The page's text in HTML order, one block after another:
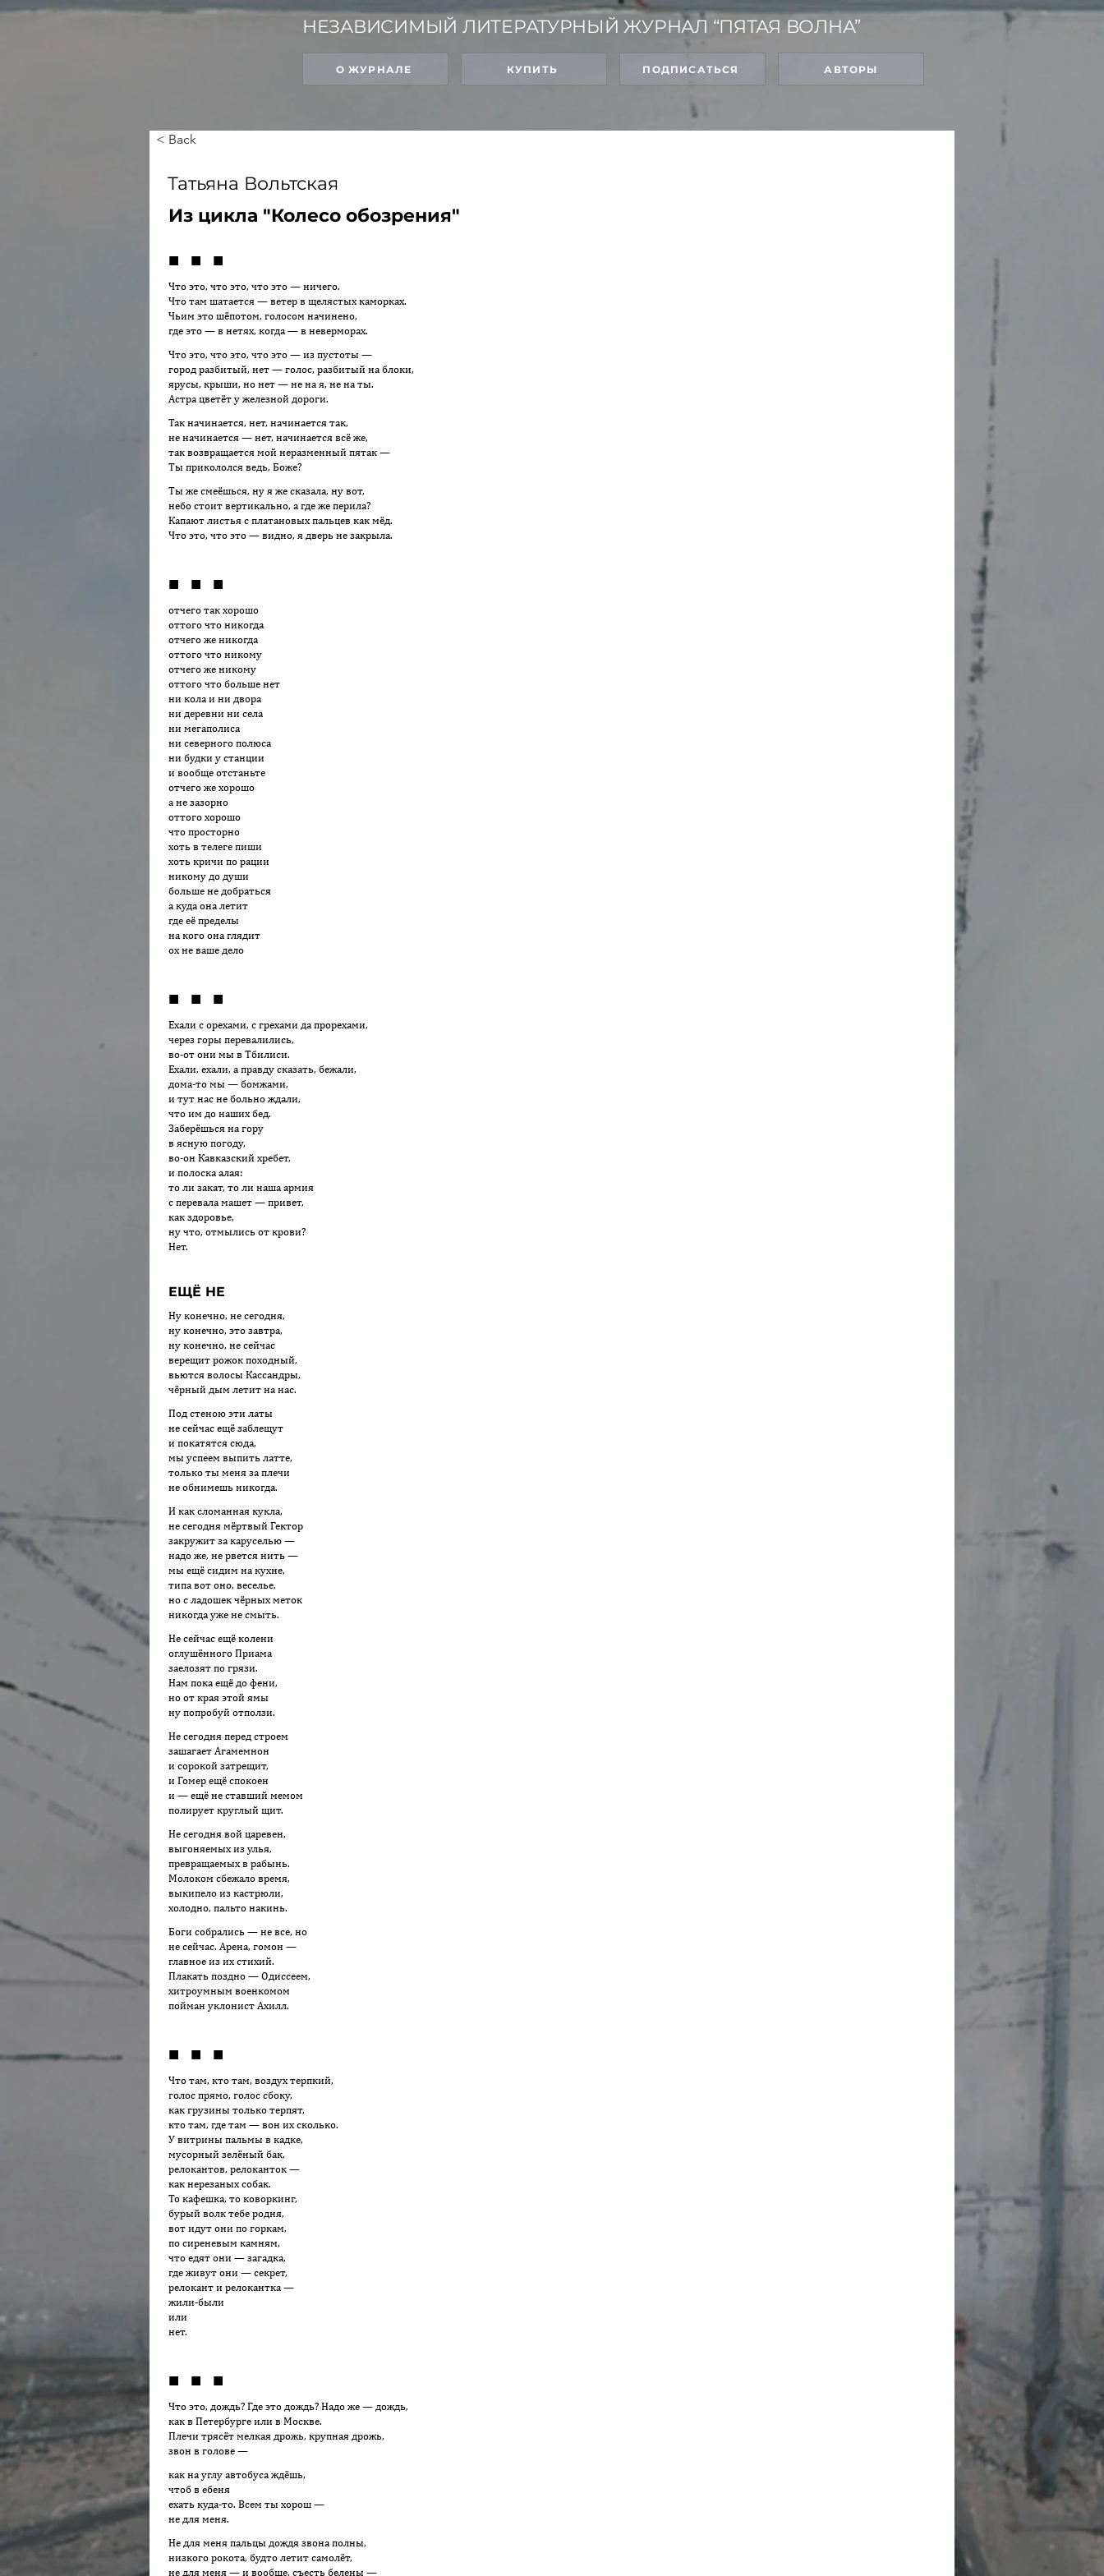
НЕЗАВИСИМЫЙ ЛИТЕРАТУРНЫЙ ЖУРНАЛ “ПЯТАЯ ВОЛНА”
О ЖУРНАЛЕ АВТОРЫ
ПОДПИСАТЬСЯ
КУПИТЬ
< Back
Татьяна Вольтская
Из цикла "Колесо обозрения"
■ ■ ■
Что это, что это, что это — ничего.
Что там шатается — ветер в щелястых каморках.
Чьим это шёпотом, голосом начинено,
где это — в нетях, когда — в неверморах.
Что это, что это, что это — из пустоты —
город разбитый, нет — голос, разбитый на блоки,
ярусы, крыши, но нет — не на я, не на ты.
Астра цветёт у железной дороги.
Так начинается, нет, начинается так,
не начинается — нет, начинается всё же,
так возвращается мой неразменный пятак —
Ты прикололся ведь, Боже?
Ты же смеёшься, ну я же сказала, ну вот,
небо стоит вертикально, а где же перила?
Капают листья с платановых пальцев как мёд.
Что это, что это — видно, я дверь не закрыла.
■ ■ ■
отчего так хорошо
оттого что никогда
отчего же никогда
оттого что никому
отчего же никому
оттого что больше нет
ни кола и ни двора
ни деревни ни села
ни мегаполиса
ни северного полюса
ни будки у станции
и вообще отстаньте
отчего же хорошо
а не зазорно
оттого хорошо
что просторно
хоть в телеге пиши
хоть кричи по рации
никому до души
больше не добраться
а куда она летит
где её пределы
на кого она глядит
ох не ваше дело
■ ■ ■
Ехали с орехами, с грехами да прорехами,
через горы перевалились,
во-от они мы в Тбилиси.
Ехали, ехали, а правду сказать, бежали,
дома-то мы — бомжами,
и тут нас не больно ждали,
что им до наших бед.
Заберёшься на гору
в ясную погоду,
во-он Кавказский хребет,
и полоска алая:
то ли закат, то ли наша армия
с перевала машет — привет,
как здоровье,
ну что, отмылись от крови?
Нет.
ЕЩЁ НЕ
Ну конечно, не сегодня,
ну конечно, это завтра,
ну конечно, не сейчас
верещит рожок походный,
вьются волосы Кассандры,
чёрный дым летит на нас.
Под стеною эти латы
не сейчас ещё заблещут
и покатятся сюда,
мы успеем выпить латте,
только ты меня за плечи
не обнимешь никогда.
И как сломанная кукла,
не сегодня мёртвый Гектор
закружит за каруселью —
надо же, не рвется нить —
мы ещё сидим на кухне,
типа вот оно, веселье,
но с ладошек чёрных меток
никогда уже не смыть.
Не сейчас ещё колени
оглушённого Приама
заелозят по грязи.
Нам пока ещё до фени,
но от края этой ямы
ну попробуй отползи.
Не сегодня перед строем
зашагает Агамемнон
и сорокой затрещит,
и Гомер ещё спокоен
и — ещё не ставший мемом
полирует круглый щит.
Не сегодня вой царевен,
выгоняемых из улья,
превращаемых в рабынь.
Молоком сбежало время,
выкипело из кастрюли,
холодно, пальто накинь.
Боги собрались — не все, но
не сейчас. Арена, гомон —
главное из их стихий.
Плакать поздно — Одиссеем,
хитроумным военкомом
пойман уклонист Ахилл.
■ ■ ■
Что там, кто там, воздух терпкий,
голос прямо, голос сбоку,
как грузины только терпят,
кто там, где там — вон их сколько.
У витрины пальмы в кадке,
мусорный зелёный бак,
релокантов, релоканток —
как нерезаных собак.
То кафешка, то коворкинг,
бурый волк тебе родня,
вот идут они по горкам,
по сиреневым камням,
что едят они — загадка,
где живут они — секрет,
релокант и релокантка —
жили-были
или
нет.
■ ■ ■
Что это, дождь? Где это дождь? Надо же — дождь,
как в Петербурге или в Москве.
Плечи трясёт мелкая дрожь, крупная дрожь,
звон в голове —
как на углу автобуса ждёшь,
чтоб в ебеня
ехать куда-то. Всем ты хорош —
не для меня.
Не для меня пальцы дождя звона полны,
низкого рокота, будто летит самолёт,
не для меня — и вообще, съесть белены —